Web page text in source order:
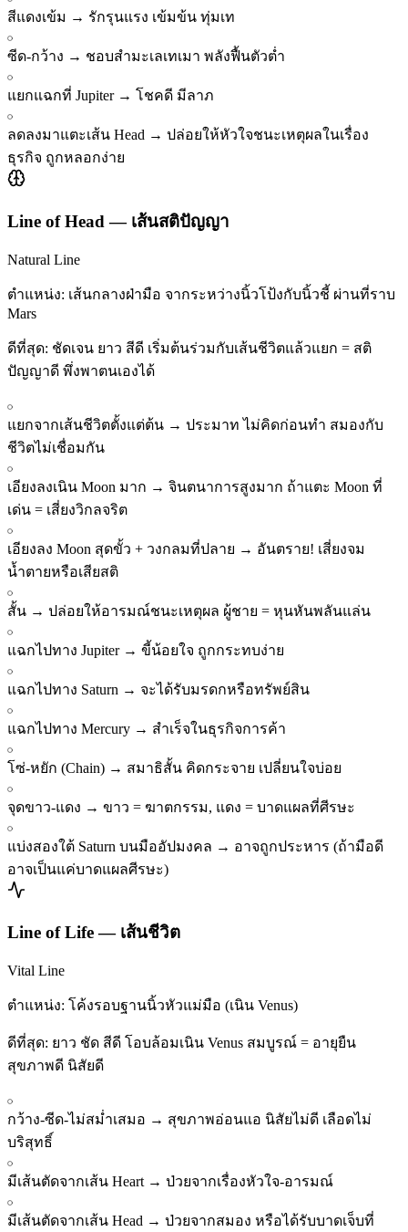
สีแดงเข้ม → รักรุนแรง เข้มข้น ทุ่มเท
ซีด-กว้าง → ชอบสำมะเลเทเมา พลังฟื้นตัวต่ำ
แยกแฉกที่ Jupiter→ โชคดี มีลาภ
ลดลงมาแตะเส้น Head → ปล่อยให้หัวใจชนะเหตุผลในเรื่อง
ธุรกิจ ถูกหลอกง่าย
Line of Head — เส้นสติปัญญา
Natural Line
ตำแหน่ง: เส้นกลางฝ่ามือ จากระหว่างนิ้วโป้งกับนิ้วชี้ ผ่านที่ราบ
Mars
ดีที่สุด: ชัดเจน ยาว สีดี เริ่มต้นร่วมกับเส้นชีวิตแล้วแยก = สติ
ปัญญาดี พึ่งพาตนเองได้
แยกจากเส้นชีวิตตั้งแต่ต้น → ประมาท ไม่คิดก่อนทำ สมองกับ
ชีวิตไม่เชื่อมกัน
เอียงลงเนิน Moon มาก → จินตนาการสูงมาก ถ้าแตะ Moon ที่
เด่น = เสี่ยงวิกลจริต
เอียงลง Moon สุดขั้ว + วงกลมที่ปลาย → อันตราย! เสี่ยงจม
น้ำตายหรือเสียสติ
สั้น → ปล่อยให้อารมณ์ชนะเหตุผล ผู้ชาย = หุนหันพลันแล่น
แฉกไปทาง Jupiter→ ขี้น้อยใจ ถูกกระทบง่าย
แฉกไปทาง Saturn → จะได้รับมรดกหรือทรัพย์สิน
แฉกไปทาง Mercury → สำเร็จในธุรกิจการค้า
โซ่-หยัก (Chain) → สมาธิสั้น คิดกระจาย เปลี่ยนใจบ่อย
จุดขาว-แดง → ขาว = ฆาตกรรม, แดง = บาดแผลที่ศีรษะ
แบ่งสองใต้ Saturn บนมืออัปมงคล → อาจถูกประหาร (ถ้ามือดี
อาจเป็นแค่บาดแผลศีรษะ)
Line of Life— เส้นชีวิต
Vital Line
ตำแหน่ง: โค้งรอบฐานนิ้วหัวแม่มือ (เนิน Venus)
ดีที่สุด: ยาว ชัด สีดี โอบล้อมเนิน Venus สมบูรณ์ = อายุยืน
สุขภาพดี นิสัยดี
กว้าง-ซีด-ไม่สม่ำเสมอ → สุขภาพอ่อนแอ นิสัยไม่ดี เลือดไม่
บริสุทธิ์
มีเส้นตัดจากเส้น Heart → ป่วยจากเรื่องหัวใจ-อารมณ์
มีเส้นตัดจากเส้น Head → ป่วยจากสมอง หรือได้รับบาดเจ็บที่